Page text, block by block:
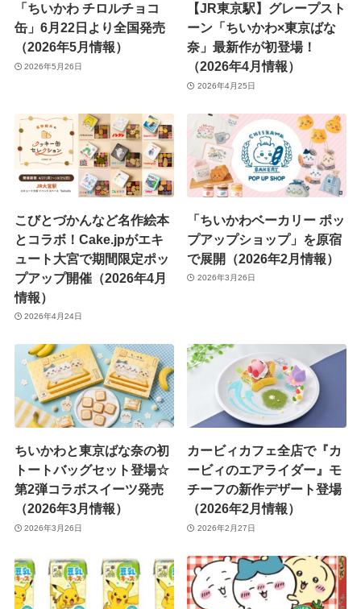
「ちいかわ チロルチョコ
缶」6月22日より全国発売
（2026年5月情報）
2026年5月26日
【JR東京駅】グレープスト
ーン「ちいかわ×東京ばな
奈」最新作が初登場！
（2026年4月情報）
2026年4月25日
こびとづかんなど名作絵本
とコラボ！Cake.jpがエキ
ュート大宮で期間限定ポッ
プアップ開催（2026年4月
情報）
2026年4月24日
「ちいかわベーカリー ポッ
プアップショップ」を原宿
で展開（2026年2月情報）
2026年3月26日
ちいかわと東京ばな奈の初
トートバッグセット登場☆
第2弾コラボスイーツ発売
（2026年3月情報）
2026年3月26日
カービィカフェ全店で『カ
ービィのエアライダー』モ
チーフの新作デザート登場
（2026年2月情報）
2026年2月27日